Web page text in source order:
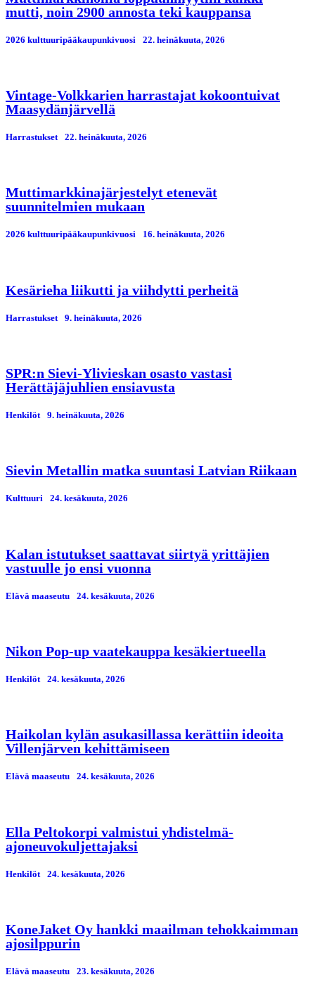
mutti, noin 2900 annosta teki kauppansa
2026 kulttuuripääkaupunkivuosi 22. heinäkuuta, 2026
Vintage-Volkkarien harrastajat kokoontuivat
Maasydänjärvellä
Harrastukset 22. heinäkuuta, 2026
Muttimarkkinajärjestelyt etenevät
suunnitelmien mukaan
2026 kulttuuripääkaupunkivuosi 16. heinäkuuta, 2026
Kesärieha liikutti ja viihdytti perheitä
Harrastukset 9. heinäkuuta, 2026
SPR:n Sievi-Ylivieskan osasto vastasi
Herättäjäjuhlien ensiavusta
Henkilöt 9. heinäkuuta, 2026
Sievin Metallin matka suuntasi Latvian Riikaan
Kulttuuri 24. kesäkuuta, 2026
Kalan istutukset saattavat siirtyä yrittäjien
vastuulle jo ensi vuonna
Elävä maaseutu 24. kesäkuuta, 2026
Nikon Pop-up vaatekauppa kesäkiertueella
Henkilöt 24. kesäkuuta, 2026
Haikolan kylän asukasillassa kerättiin ideoita
Villenjärven kehittämiseen
Elävä maaseutu 24. kesäkuuta, 2026
Ella Peltokorpi valmistui yhdistelmä-
ajoneuvokuljettajaksi
Henkilöt 24. kesäkuuta, 2026
KoneJaket Oy hankki maailman tehokkaimman
ajosilppurin
Elävä maaseutu 23. kesäkuuta, 2026